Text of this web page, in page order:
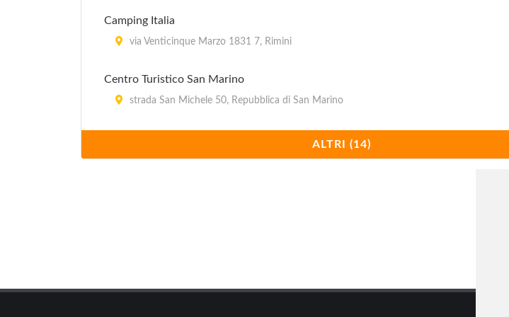
Camping Italia
via Venticinque Marzo 1831 7, Rimini
Centro Turistico San Marino
strada San Michele 50, Repubblica di San Marino
via Torino 56, Riccione
ALTRI (14)